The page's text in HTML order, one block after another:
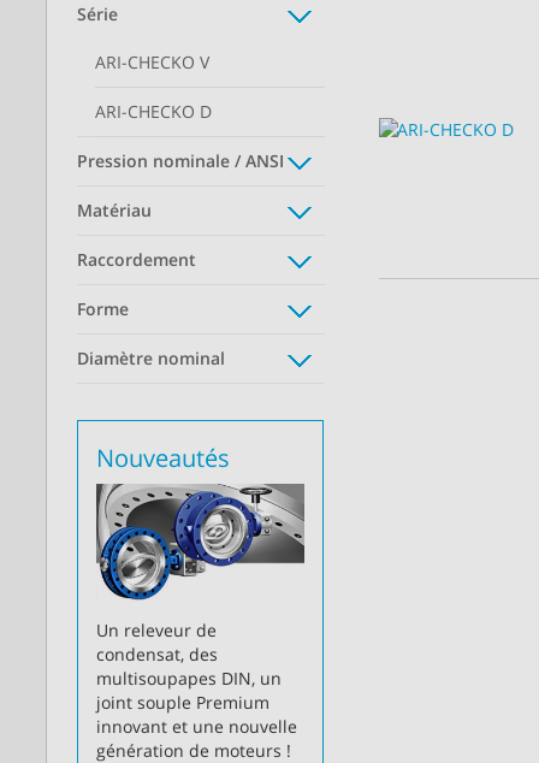
Série
ARI-CHECKO V
ARI-CHECKO D
Pression nominale / ANSI
Matériau
Raccordement
Forme
Diamètre nominal
Nouveautés
Un releveur de
condensat, des
multisoupapes DIN, un
joint souple Premium
innovant et une nouvelle
génération de moteurs !